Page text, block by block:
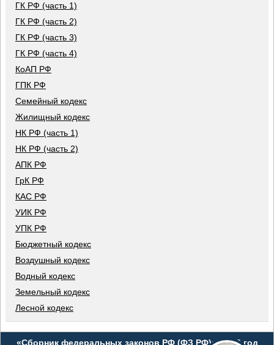
ГК РФ (часть 1)
ГК РФ (часть 2)
ГК РФ (часть 3)
ГК РФ (часть 4)
КоАП РФ
ГПК РФ
Семейный кодекс
Жилищный кодекс
НК РФ (часть 1)
НК РФ (часть 2)
АПК РФ
ГрК РФ
КАС РФ
УИК РФ
УПК РФ
Бюджетный кодекс
Воздушный кодекс
Водный кодекс
Земельный кодекс
Лесной кодекс
«Сборник федеральных законов РФ (ФЗ РФ)», 2026 год